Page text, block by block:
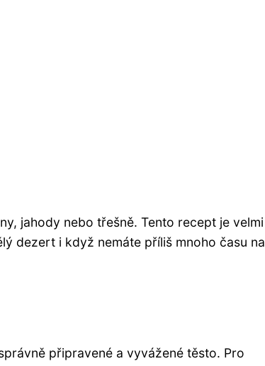
jahody nebo třešně. Tento recept je velmi
dezert i když nemáte příliš mnoho času na
připravené a vyvážené těsto. Pro